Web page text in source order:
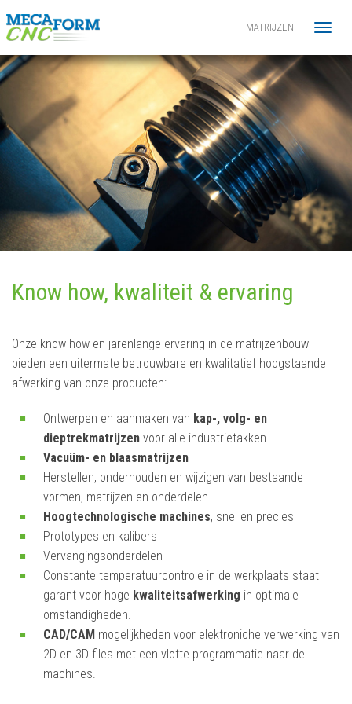
MATRIJZEN
Know how, kwaliteit & ervaring
Onze know how en jarenlange ervaring in de matrijzenbouw
bieden een uitermate betrouwbare en kwalitatief hoogstaande
afwerking van onze producten:
Ontwerpen en aanmaken van kap-, volg- en
dieptrekmatrijzen voor alle industrietakken
Vacuüm- en blaasmatrijzen
Herstellen, onderhouden en wijzigen van bestaande
vormen, matrijzen en onderdelen
Hoogtechnologische machines, snel en precies
Prototypes en kalibers
Vervangingsonderdelen
Constante temperatuurcontrole in de werkplaats staat
garant voor hoge kwaliteitsafwerking in optimale
omstandigheden.
CAD/CAM mogelijkheden voor elektroniche verwerking van
2D en 3D files met een vlotte programmatie naar de
machines.